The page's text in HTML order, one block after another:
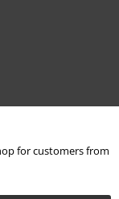
for customers from